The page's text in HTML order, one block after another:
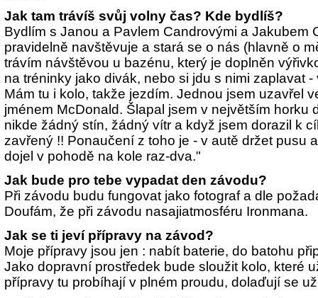
Jak tam trávíš svůj volny čas? Kde bydlíš?
Bydlím s Janou a Pavlem Candrovými a Jakubem
pravidelně navštěvuje a stará se o nás (hlavně o
trávím návštěvou u bazénu, který je doplněn
na tréninky jako divák, nebo si jdu s nimi zaplavat
Mám tu i kolo, takže jezdím. Jednou jsem uzavřel
jménem McDonald. Šlapal jsem v největším horku
nikde žádný stín, žádný vítr a když jsem dorazil k
zavřený !! Ponaučení z toho je - v autě držet pusu
dojel v pohodě na kole raz-dva."
Jak bude pro tebe vypadat den závodu?
Při závodu budu fungovat jako fotograf a dle
Doufám, že při závodu nasajiatmosféru Ironmana.
Jak se ti jeví přípravy na závod?
Moje přípravy jsou jen : nabít baterie, do batohu
Jako dopravní prostředek bude sloužit kolo, které
přípravy tu probíhají v plném proudu, dolaďují se